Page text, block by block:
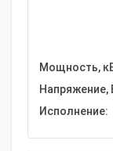
Мощность,
Напряжение,
Исполнение: